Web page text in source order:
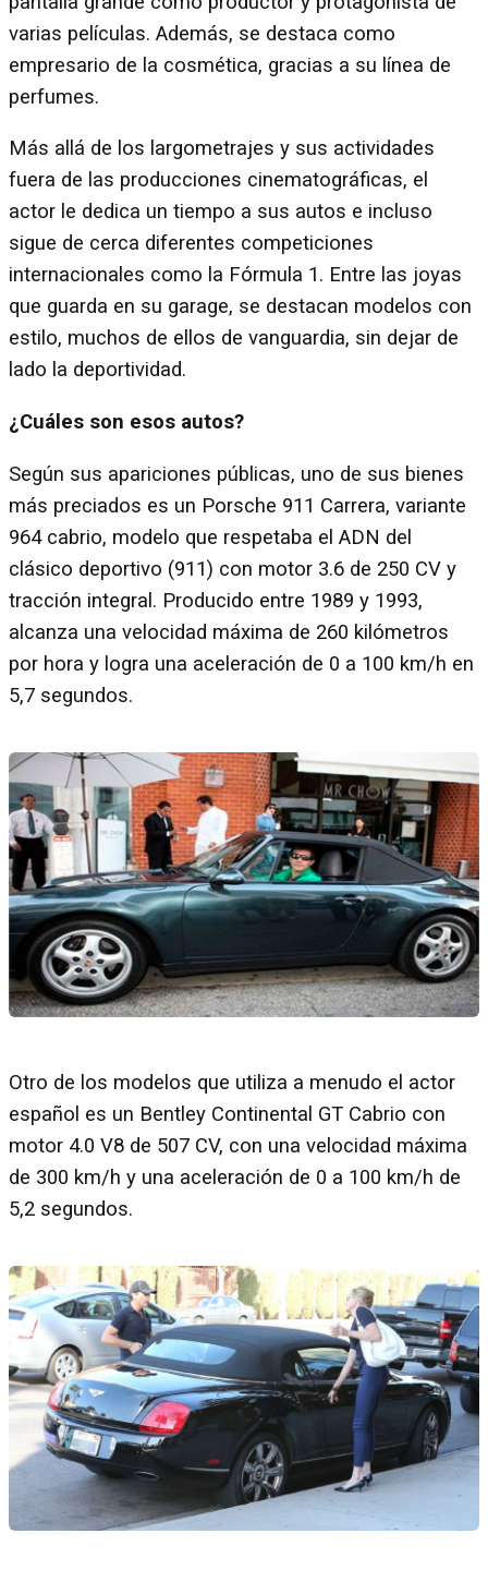
varias películas. Además, se destaca como
empresario de la cosmética, gracias a su línea de
perfumes.
Más allá de los largometrajes y sus actividades
fuera de las producciones cinematográficas, el
actor le dedica un tiempo a sus autos e incluso
sigue de cerca diferentes competiciones
internacionales como la Fórmula 1. Entre las joyas
que guarda en su garage, se destacan modelos con
estilo, muchos de ellos de vanguardia, sin dejar de
lado la deportividad.
¿Cuáles son esos autos?
Según sus apariciones públicas, uno de sus bienes
más preciados es un Porsche 911 Carrera, variante
964 cabrio, modelo que respetaba el ADN del
clásico deportivo (911) con motor 3.6 de 250 CV y
tracción integral. Producido entre 1989 y 1993,
alcanza una velocidad máxima de 260 kilómetros
por hora y logra una aceleración de 0 a 100 km/h en
5,7 segundos.
Otro de los modelos que utiliza a menudo el actor
español es un Bentley Continental GT Cabrio con
motor 4.0 V8 de 507 CV, con una velocidad máxima
de 300 km/h y una aceleración de 0 a 100 km/h de
5,2 segundos.